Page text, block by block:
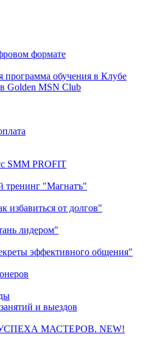
формате
программа обучения в Клубе
Golden MSN Club
SMM PROFIT
тренинг "Магнатъ"
избавиться от долгов"
лидером"
эффективного общения"
и выездов
МАСТЕРОВ. NEW!